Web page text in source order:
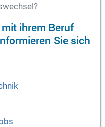
ihrem Beruf
Sie sich